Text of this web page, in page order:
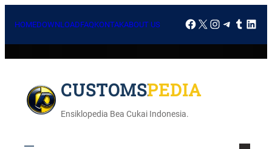
HOMEDOWNLOADFAQKONTAKABOUT US
CUSTOMSPEDIA
Ensiklopedia Bea Cukai Indonesia.